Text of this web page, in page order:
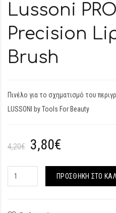
Lussoni
Precision
Brush
Πινέλο για το σχηματισμό του
LUSSONI by Tools For Beauty
4,20€ 3,80€
ΠΡΟΣΘΉΚΗ ΣΤΟ